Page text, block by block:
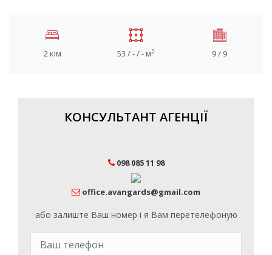
2 кім 53 / - / - м2 9 / 9
КОНСУЛЬТАНТ АГЕНЦІЇ
098 085 11 98
office.avangards@gmail.com
або залиште Ваш номер і я Вам перетелефоную